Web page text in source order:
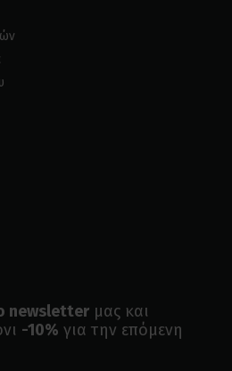
newsletter μας και
-10% για την επόμενη